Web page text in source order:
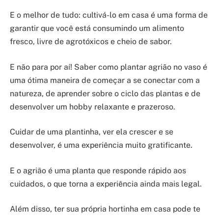
E o melhor de tudo: cultivá-lo em casa é uma forma de
garantir que você está consumindo um alimento
fresco, livre de agrotóxicos e cheio de sabor.
E não para por aí! Saber como plantar agrião no vaso é
uma ótima maneira de começar a se conectar com a
natureza, de aprender sobre o ciclo das plantas e de
desenvolver um hobby relaxante e prazeroso.
Cuidar de uma plantinha, ver ela crescer e se
desenvolver, é uma experiência muito gratificante.
E o agrião é uma planta que responde rápido aos
cuidados, o que torna a experiência ainda mais legal.
Além disso, ter sua própria hortinha em casa pode te